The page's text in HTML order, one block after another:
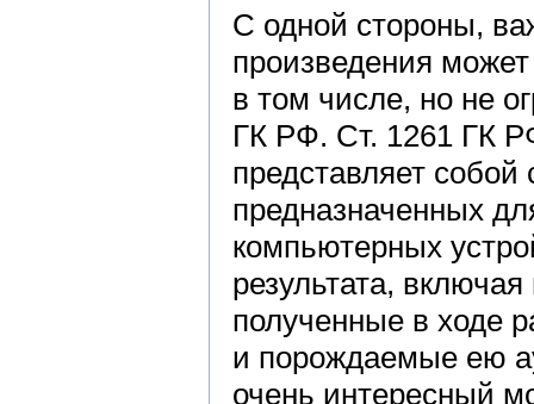
С одной стороны,
произведения
в том числе, но не
ГК РФ. Ст. 1261 ГК
представляет
предназначенных
компьютерных
результата,
полученные в ходе
и порождаемые ею
очень интересный